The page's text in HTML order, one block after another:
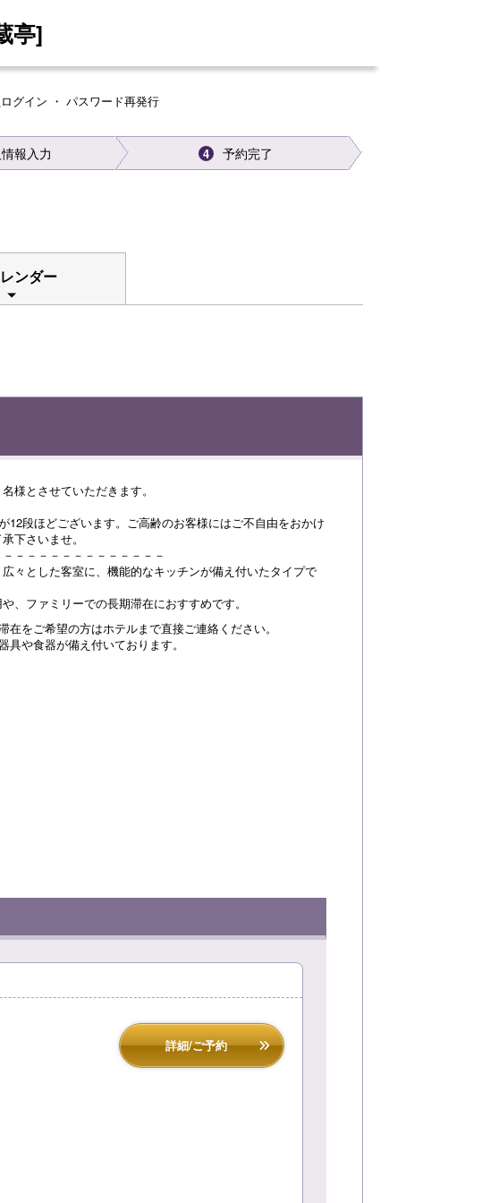
亭]
グイン ・ パスワード再発行
報入力 4 予約完了
ンダー
様とさせていただきます。
12段ほどございます。ご高齢のお客様にはご不自由をおかけ
下さいませ。
－－－－－－－－－－－－－
々とした客室に、機能的なキッチンが備え付いたタイプで
、ファミリーでの長期滞在におすすめです。
在をご希望の方はホテルまで直接ご連絡ください。
具や食器が備え付いております。
詳細/ご予約